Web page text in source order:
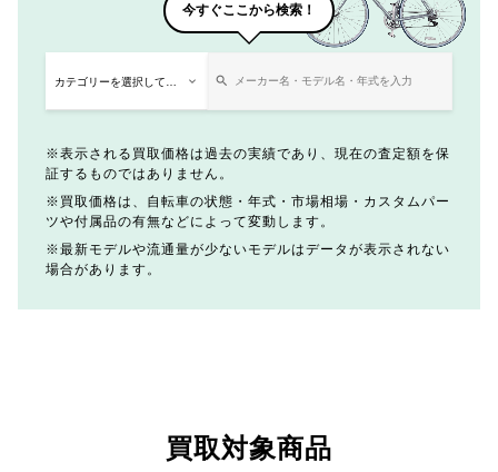
今すぐここから検索！
表示される買取価格は過去の実績であり、現在の査定額を保
証するものではありません。
買取価格は、自転車の状態・年式・市場相場・カスタムパー
ツや付属品の有無などによって変動します。
最新モデルや流通量が少ないモデルはデータが表示されない
場合があります。
買取対象商品